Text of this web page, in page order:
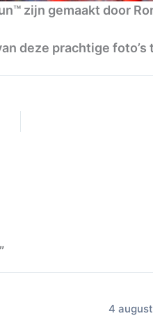
zijn gemaakt door
deze prachtige foto’s
4